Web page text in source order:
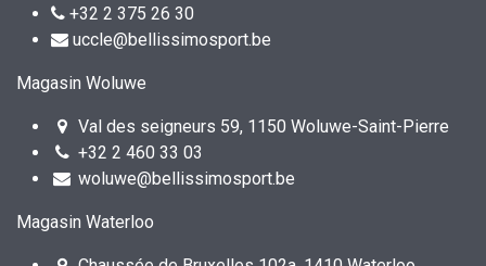
+32 2 375 26 30
uccle@bellissimosport.be
Magasin Woluwe
Val des seigneurs 59, 1150 Woluwe-Saint-Pierre
+32 2 460 33 03
woluwe@bellissimosport.be
Magasin Waterloo